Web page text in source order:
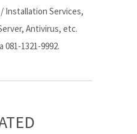
Installation Services,
Antivirus, etc.
081-1321-9992.